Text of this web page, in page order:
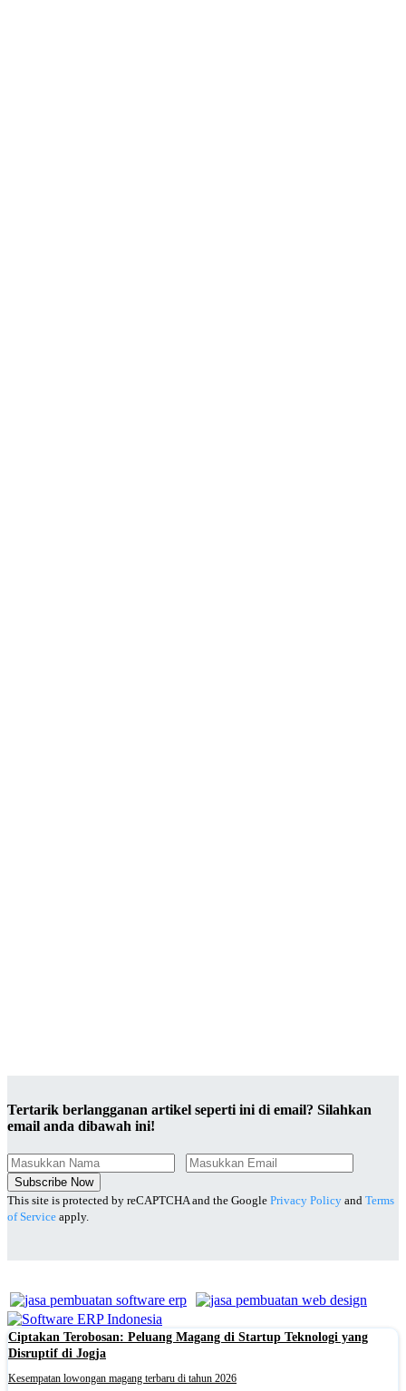
Tertarik berlangganan artikel seperti ini di email? Silahkan
email anda dibawah ini!
Subscribe Now
This site is protected by reCAPTCHA and the Google Privacy Policy and Terms
of Service apply.
Ciptakan Terobosan: Peluang Magang di Startup Teknologi yang
Disruptif di Jogja
Kesempatan lowongan magang terbaru di tahun 2026